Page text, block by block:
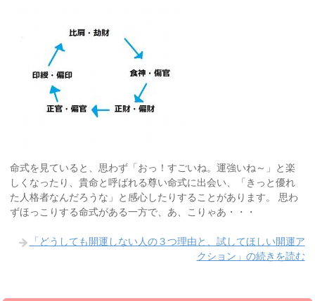
命式を見ていると、思わず「おっ！すごいね。運強いね～」と楽
しくなったり、貴命と呼ばれる尊い命式に出会い、「きっと優れ
た人格者なんだろうな」と感心したりすることがあります。 思わ
ずほっこりする命式がある一方で、あ、こりゃあ・・・
「どうしても開運しない人の３つ理由と、試してほしい開運ア
クション」の続きを読む